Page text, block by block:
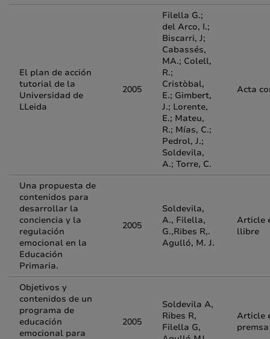
El plan de acción
tutorial de la
Universidad de
LLeida
2005
Filella G.;
del Arco, I.;
Biscarri, J;
Cabassés,
MA.; Colell,
R.;
Cristòbal,
E.; Gimbert,
J.; Lorente,
E.; Mateu,
R.; Mías, C.;
Pedrol, J.;
Soldevila,
A.; Torre, C.
Acta
Una propuesta de
contenidos para
desarrollar la
conciencia y la
regulación
emocional en la
Educación
Primaria.
2005
Soldevila,
A., Filella,
G.,Ribes R,.
Agulló, M. J.
Article
llibre
Objetivos y
contenidos de un
programa de
educación
emocional para
2005
Soldevila A,
Ribes R,
Filella G,
Article
premsa